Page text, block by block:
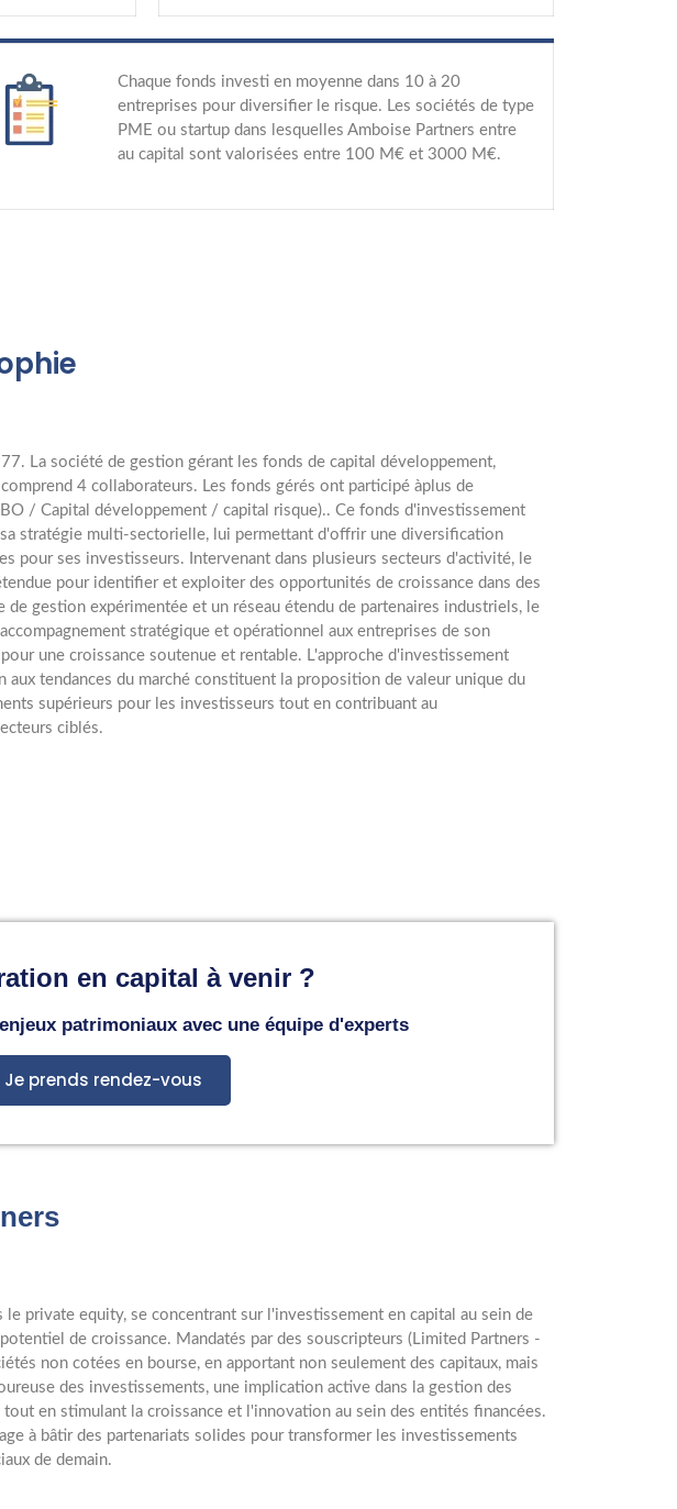
Chaque fonds investi en moyenne dans 10 à 20
entreprises pour diversifier le risque. Les sociétés de type
PME ou startup dans lesquelles Amboise Partners entre
au capital sont valorisées entre 100 M€ et 3000 M€.
La société de gestion gérant les fonds de capital développement,
4 collaborateurs. Les fonds gérés ont participé àplus de
/ Capital développement / capital risque).. Ce fonds d'investissement
stratégie multi-sectorielle, lui permettant d'offrir une diversification
pour ses investisseurs. Intervenant dans plusieurs secteurs d'activité, le
pour identifier et exploiter des opportunités de croissance dans des
de gestion expérimentée et un réseau étendu de partenaires industriels, le
stratégique et opérationnel aux entreprises de son
une croissance soutenue et rentable. L'approche d'investissement
aux tendances du marché constituent la proposition de valeur unique du
supérieurs pour les investisseurs tout en contribuant au
ciblés.
en capital à venir ?
patrimoniaux avec une équipe d'experts
Je prends rendez-vous
private equity, se concentrant sur l'investissement en capital au sein de
de croissance. Mandatés par des souscripteurs (Limited Partners -
non cotées en bourse, en apportant non seulement des capitaux, mais
des investissements, une implication active dans la gestion des
en stimulant la croissance et l'innovation au sein des entités financées.
à bâtir des partenariats solides pour transformer les investissements
de demain.